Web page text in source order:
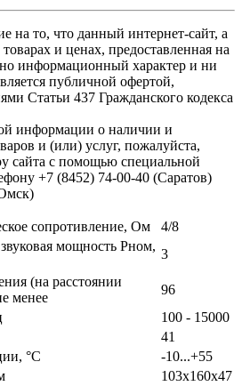
на то, что данный интернет-сайт, а
и ценах, предоставленная на
информационный характер и ни
публичной офертой,
Статьи 437 Гражданского кодекса
информации о наличии и
и (или) услуг, пожалуйста,
сайта с помощью специальной
+7 (8452) 74-00-40 (Саратов)
сопротивление, Ом
4/8
мощность Рном,
3
(на расстоянии
менее
96
100 - 15000
41
°С
-10...+55
103x160x47